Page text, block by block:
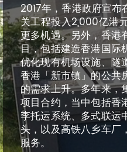
2017年，香港政府宣布
关工程投入2,000亿港
更多机遇。另外，香港
目，包括建造香港国际
优化现有机场设施、隧
香港「新市镇」的公共
的需求上升。多年来，
项目合约，当中包括香
李托运系统、多式联运
头，以及高铁八乡车厂
服务。